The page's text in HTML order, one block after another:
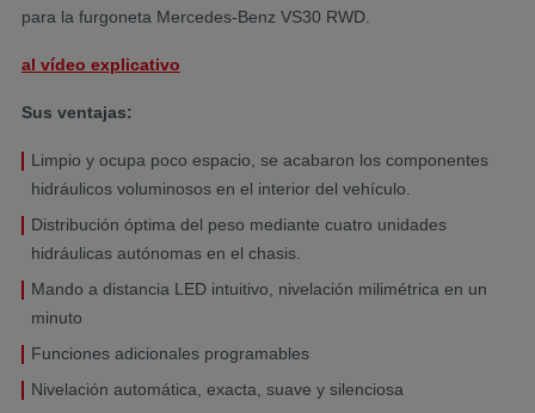
para la furgoneta Mercedes-Benz VS30 RWD.
al vídeo explicativo
Sus ventajas:
Limpio y ocupa poco espacio, se acabaron los componentes
hidráulicos voluminosos en el interior del vehículo.
Distribución óptima del peso mediante cuatro unidades
hidráulicas autónomas en el chasis.
Mando a distancia LED intuitivo, nivelación milimétrica en un
minuto
Funciones adicionales programables
Nivelación automática, exacta, suave y silenciosa